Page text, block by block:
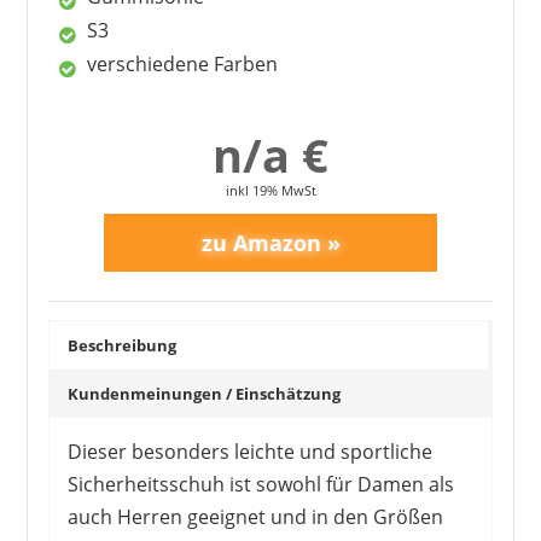
ELTEN
92,00 €*
Sicherheitsschuhe für Damen
S3
verschiedene Farben
n/a €
inkl 19% MwSt
Beschreibung
Kundenmeinungen / Einschätzung
Dieser besonders leichte und sportliche
Sicherheitsschuh ist sowohl für Damen als
auch Herren geeignet und in den Größen